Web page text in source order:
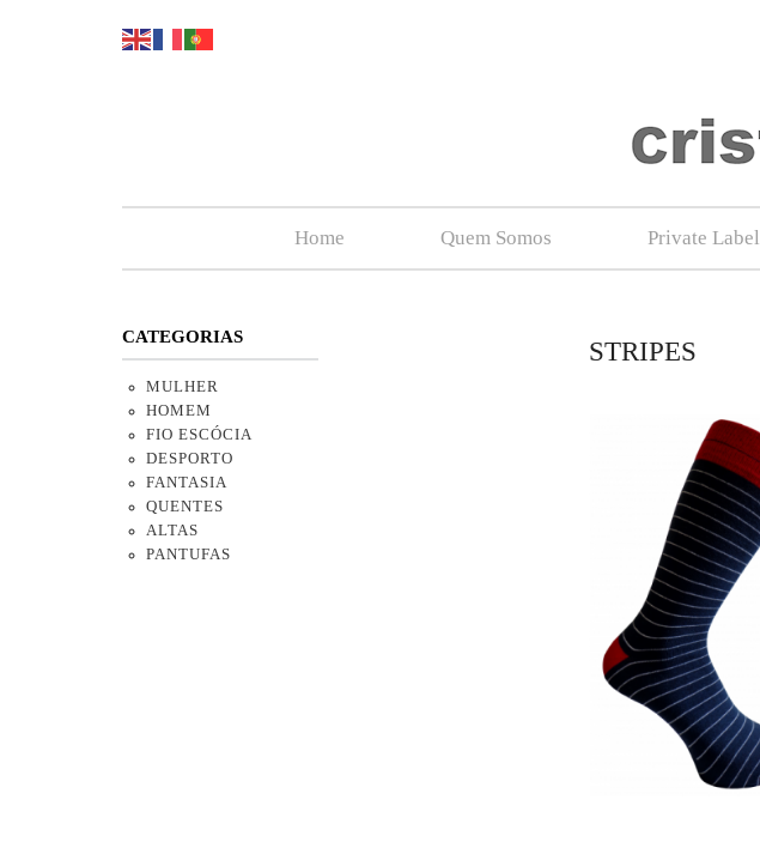
Home Quem Somos Private Label
STRIPES
CATEGORIAS
MULHER
HOMEM
FIO ESCÓCIA
DESPORTO
FANTASIA
QUENTES
ALTAS
PANTUFAS